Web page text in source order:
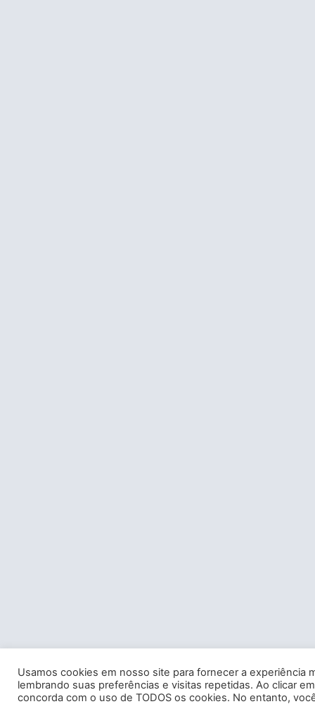
Usamos cookies em nosso site para fornecer a experiência
lembrando suas preferências e visitas repetidas. Ao clicar
concorda com o uso de TODOS os cookies. No entanto,